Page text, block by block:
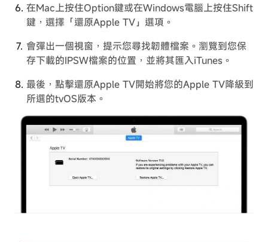
在Mac上按住Option鍵或在Windows電腦上按住Shift
鍵，選擇「還原Apple TV」選項。
會彈出一個視窗，提示您尋找韌體檔案。瀏覽到您保
存下載的IPSW檔案的位置，並將其匯入iTunes。
最後，點擊還原Apple TV開始將您的Apple TV降級到
所選的tvOS版本。